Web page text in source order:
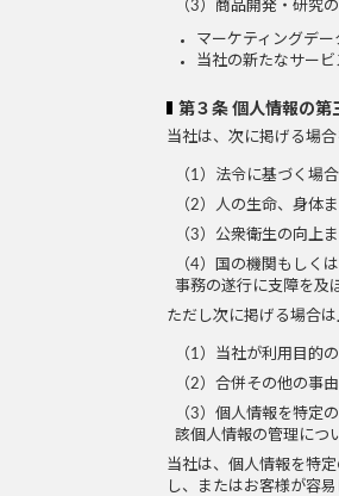
（3）商品開発・研究
マーケティングデ
当社の新たなサー
第３条 個人情報の第
当社は、次に掲げる場
（1）法令に基づく場合
（2）人の生命、身体
（3）公衆衛生の向上
（4）国の機関もしく
事務の遂行に支障を及
ただし次に掲げる場合
（1）当社が利用目的
（2）合併その他の事
（3）個人情報を特定
該個人情報の管理につ
当社は、個人情報を特
し、またはお客様が容